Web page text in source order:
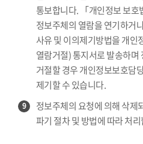
통보합니다. 「개인정보 보
정보주체의 열람을 연기하거
사유 및 이의제기방법을 개인
열람거절) 통지서로 발송하며
거절할 경우 개인정보보호담
제기할 수 있습니다.
9
정보주체의 요청에 의해 삭제
파기 절차 및 방법에 따라 처